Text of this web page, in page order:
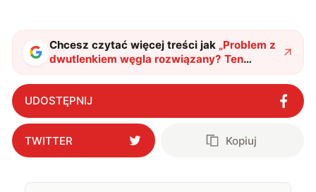
Chcesz czytać więcej treści jak „Problem z
dwutlenkiem węgla rozwiązany? Ten
pociąg potrafi go wychwytywać podczas
zwykłej jazdy"?
UDOSTĘPNIJ
TWITTER Kopiuj